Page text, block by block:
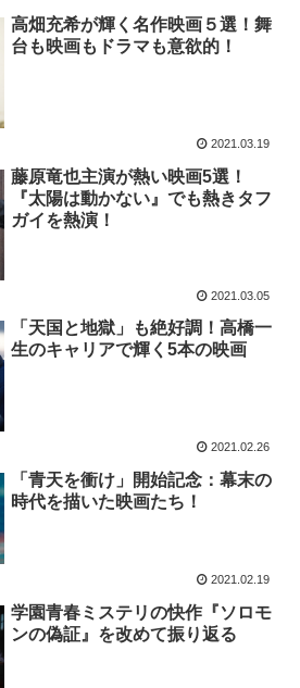
高畑充希が輝く名作映画５選！舞
台も映画もドラマも意欲的！
2021.03.19
藤原竜也主演が熱い映画5選！
『太陽は動かない』でも熱きタフ
ガイを熱演！
2021.03.05
「天国と地獄」も絶好調！高橋一
生のキャリアで輝く5本の映画
2021.02.26
「青天を衝け」開始記念：幕末の
時代を描いた映画たち！
2021.02.19
学園青春ミステリの快作『ソロモ
ンの偽証』を改めて振り返る